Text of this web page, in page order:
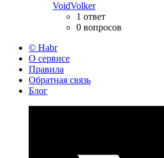
VoidVolker
1 ответ
0 вопросов
© Habr
О сервисе
Правила
Обратная связь
Блог